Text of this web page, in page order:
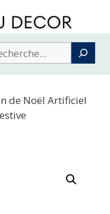
de Noël Artificiel